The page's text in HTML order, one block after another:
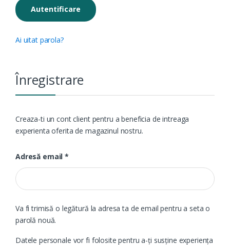
Autentificare
Ai uitat parola?
Înregistrare
Creaza-ti un cont client pentru a beneficia de intreaga
experienta oferita de magazinul nostru.
Adresă email*
Va fi trimisă o legătură la adresa ta de email pentru a seta o
parolă nouă.
Datele personale vor fi folosite pentru a-ți susține experiența